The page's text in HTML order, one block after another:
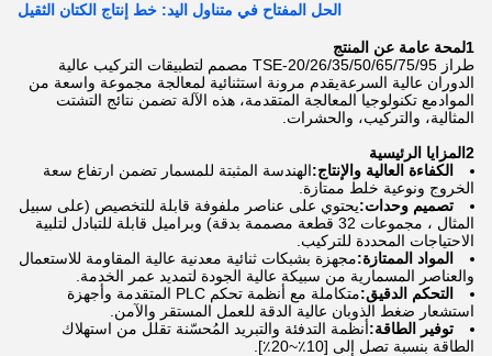
الحل المفتاح في متناول اليد: خط إنتاج الكتان الثقيل
1لمحة عامة عن المنتج
طراز TSE-20/26/35/50/65/75/95 مصمم لتطبيقات التركيب عالية
الدوران عالية السرعةيقدم مرونة استثنائية لمعالجة مجموعة واسعة من
الموادمع تكنولوجيا المعالجة المتقدمة، هذه الآلة تضمن نتائج التشتت
المثالية، والتركيب، والحشرات.
2المزايا الرئيسية
الكفاءة العالية والإنتاج:الهندسة المثبتة للمسمار تضمن ارتفاع سعة
الخروج ونوعية خلط ممتازة.
تصميم وحدات:يحتوي على عناصر ملفوفة قابلة للتخصيص (على سبيل
المثال ، مجموعات 32 قطعة مصممة بدقة) وبراميل قابلة للتبادل لتلبية
الاحتياجات المحددة للتركيب.
المواد الممتازة:مجهزة بشبكات ثنائية معدنية عالية المقاومة للاستعمال
والعناصر المسمارية من سبيكة عالية الجودة لتمديد عمر الخدمة.
التحكم الدقيق:
متكاملة مع أنظمة تحكم PLC المتقدمة وأجهزة
استشعار ضغط الذوبان عالية الدقة للعمل المستقر والآمن.
توفير الطاقة:أنظمة التدفئة والتبريد المُحسّنة تقلل من استهلاك
الطاقة بنسبة تصل إلى [10٪~20٪].